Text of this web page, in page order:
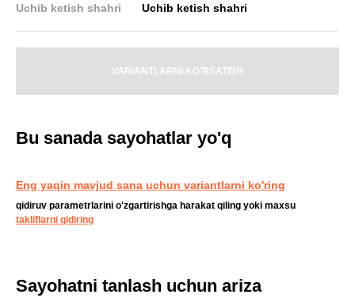
Uchib ketish shahri Uchib ketish shahri
VARIANTLARNI KO'RSATISH
Bu sanada sayohatlar yo'q
Eng yaqin mavjud sana uchun variantlarni ko'ring
qidiruv parametrlarini o'zgartirishga harakat qiling yoki maxsu
takliflarni qidiring
Sayohatni tanlash uchun ariza